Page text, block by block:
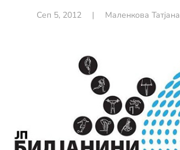
Сеп 5, 2012| Маленкова Татјана